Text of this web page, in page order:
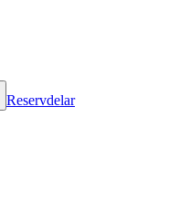
Reservdelar